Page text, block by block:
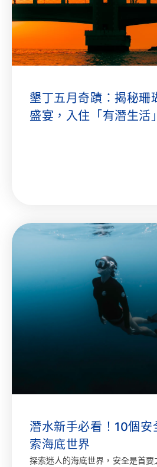
墾丁五月奇蹟：揭秘珊
盛宴，入住「有潛生活
潛水新手必看！10個安
索海底世界
探索迷人的海底世界，安全是首要